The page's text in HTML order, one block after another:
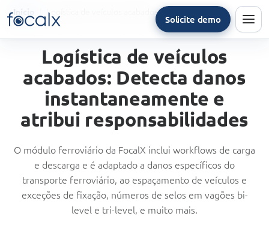
Solicite demo
Início Logística de veículos acabados
Logística de veículos
acabados: Detecta danos
instantaneamente e
atribui responsabilidades
O módulo ferroviário da FocalX inclui workflows de carga
e descarga e é adaptado a danos específicos do
transporte ferroviário, ao espaçamento de veículos e
exceções de fixação, números de selos em vagões bi-
level e tri-level, e muito mais.